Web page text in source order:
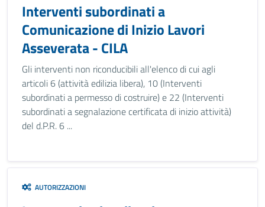
Interventi subordinati a
Comunicazione di Inizio Lavori
Asseverata - CILA
Gli interventi non riconducibili all'elenco di cui agli
articoli 6 (attività edilizia libera), 10 (Interventi
subordinati a permesso di costruire) e 22 (Interventi
subordinati a segnalazione certificata di inizio attività)
del d.P.R. 6 ...
AUTORIZZAZIONI